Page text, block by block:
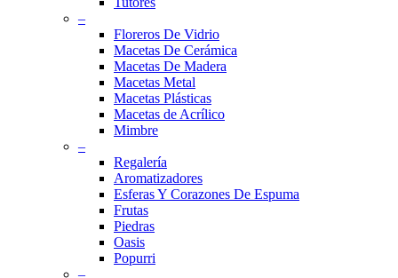
–
Floreros De Vidrio
Macetas De Cerámica
Macetas De Madera
Macetas Metal
Macetas Plásticas
Macetas de Acrílico
Mimbre
–
Regalería
Aromatizadores
Esferas Y Corazones De Espuma
Frutas
Piedras
Oasis
Popurri
–